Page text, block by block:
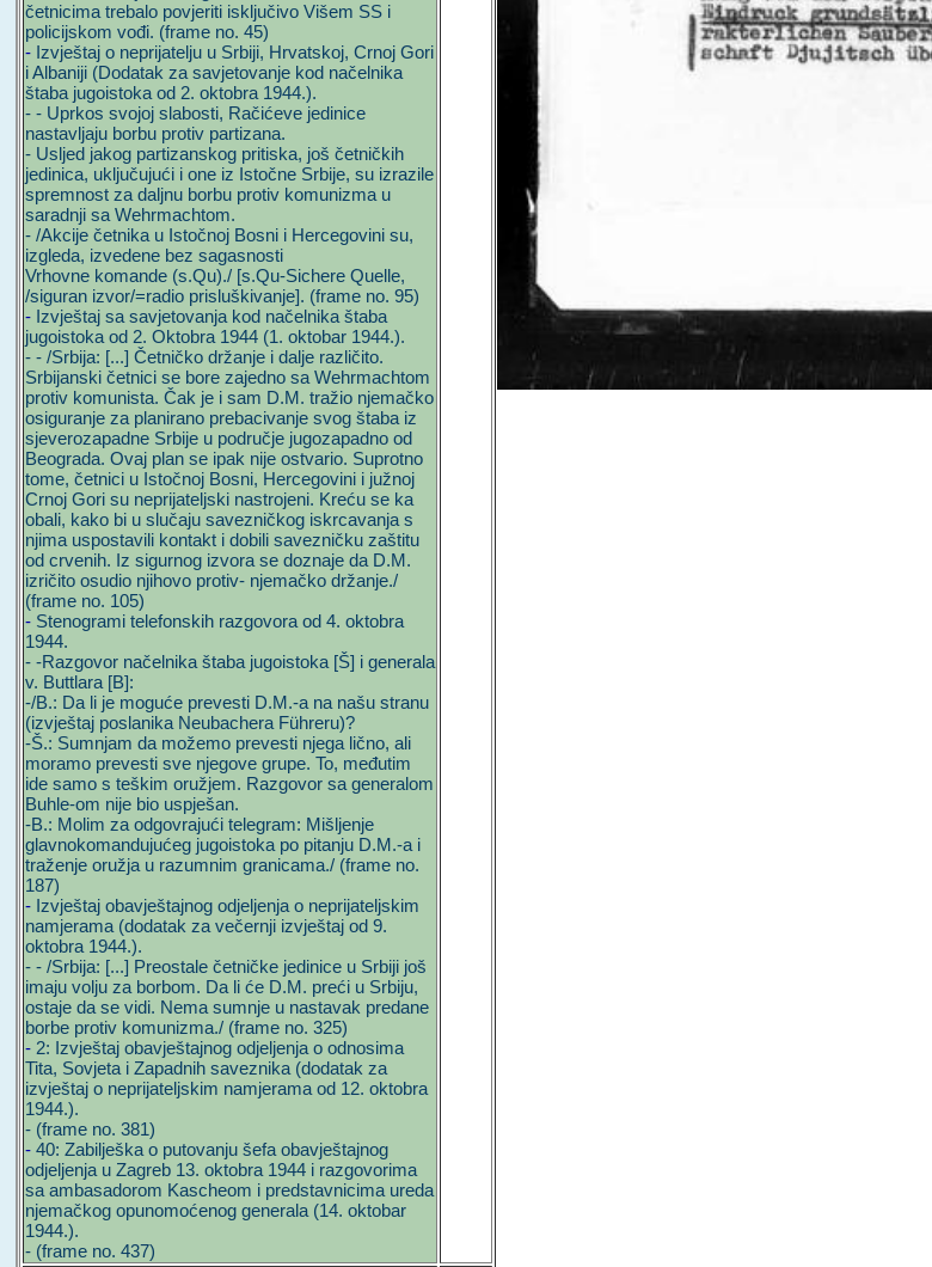
četnicima trebalo povjeriti isključivo Višem SS i
policijskom vođi. (frame no. 45)
- Izvještaj o neprijatelju u Srbiji, Hrvatskoj, Crnoj Gori
i Albaniji (Dodatak za savjetovanje kod načelnika
štaba jugoistoka od 2. oktobra 1944.).
- - Uprkos svojoj slabosti, Račićeve jedinice
nastavljaju borbu protiv partizana.
- Usljed jakog partizanskog pritiska, još četničkih
jedinica, uključujući i one iz Istočne Srbije, su izrazile
spremnost za daljnu borbu protiv komunizma u
saradnji sa Wehrmachtom.
- /Akcije četnika u Istočnoj Bosni i Hercegovini su,
izgleda, izvedene bez sagasnosti
Vrhovne komande (s.Qu)./ [s.Qu-Sichere Quelle,
/siguran izvor/=radio prisluškivanje]. (frame no. 95)
- Izvještaj sa savjetovanja kod načelnika štaba
jugoistoka od 2. Oktobra 1944 (1. oktobar 1944.).
- - /Srbija: [...] Četničko držanje i dalje različito.
Srbijanski četnici se bore zajedno sa Wehrmachtom
protiv komunista. Čak je i sam D.M. tražio njemačko
osiguranje za planirano prebacivanje svog štaba iz
sjeverozapadne Srbije u područje jugozapadno od
Beograda. Ovaj plan se ipak nije ostvario. Suprotno
tome, četnici u Istočnoj Bosni, Hercegovini i južnoj
Crnoj Gori su neprijateljski nastrojeni. Kreću se ka
obali, kako bi u slučaju savezničkog iskrcavanja s
njima uspostavili kontakt i dobili savezničku zaštitu
od crvenih. Iz sigurnog izvora se doznaje da D.M.
izričito osudio njihovo protiv- njemačko držanje./
(frame no. 105)
- Stenogrami telefonskih razgovora od 4. oktobra
1944.
- -Razgovor načelnika štaba jugoistoka [Š] i generala
v. Buttlara [B]:
-/B.: Da li je moguće prevesti D.M.-a na našu stranu
(izvještaj poslanika Neubachera Führeru)?
-Š.: Sumnjam da možemo prevesti njega lično, ali
moramo prevesti sve njegove grupe. To, međutim
ide samo s teškim oružjem. Razgovor sa generalom
Buhle-om nije bio uspješan.
-B.: Molim za odgovrajući telegram: Mišljenje
glavnokomandujućeg jugoistoka po pitanju D.M.-a i
traženje oružja u razumnim granicama./ (frame no.
187)
- Izvještaj obavještajnog odjeljenja o neprijateljskim
namjerama (dodatak za večernji izvještaj od 9.
oktobra 1944.).
- - /Srbija: [...] Preostale četničke jedinice u Srbiji još
imaju volju za borbom. Da li će D.M. preći u Srbiju,
ostaje da se vidi. Nema sumnje u nastavak predane
borbe protiv komunizma./ (frame no. 325)
- 2: Izvještaj obavještajnog odjeljenja o odnosima
Tita, Sovjeta i Zapadnih saveznika (dodatak za
izvještaj o neprijateljskim namjerama od 12. oktobra
1944.).
- (frame no. 381)
-40: Zabilješka o putovanju šefa obavještajnog
odjeljenja u Zagreb 13. oktobra 1944 i razgovorima
sa ambasadorom Kascheom i predstavnicima ureda
njemačkog opunomoćenog generala (14. oktobar
1944.).
- (frame no. 437)